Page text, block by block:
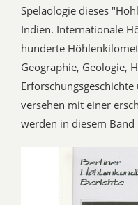
Speläologie dieses
Indien. Internationale
hunderte
Geographie, Geologie,
versehen mit einer
werden in diesem Band